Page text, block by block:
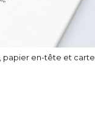
papier en-tête et carte